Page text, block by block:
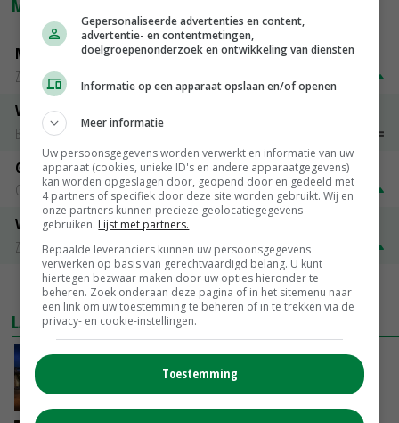
MARKTPRIJZEN
Magere melkpoeder
Zuivel NL
€ 269,00
Vleeskuikens 2001-2600 gr
Barneveld
Gerst
Groningen
€ 197,00 € 2,00
Volle melkpoeder
Zuivel NL
€ 345,00
MEER MARKTPRIJZEN
LAATSTE NIEUWS
Nettowinst Royal A-ware onder druk ondanks
hogere omzet
VANDAAG, 14:35
Gepersonaliseerde advertenties en content,
advertentie- en contentmetingen,
doelgroepenonderzoek en ontwikkeling van diensten
Informatie op een apparaat opslaan en/of openen
Meer informatie
Uw persoonsgegevens worden verwerkt en informatie van uw
apparaat (cookies, unieke ID's en andere apparaatgegevens)
kan worden opgeslagen door, geopend door en gedeeld met
4 partners of specifiek door deze site worden gebruikt. Wij en
onze partners kunnen precieze geolocatiegegevens
gebruiken. Lijst met partners.
Bepaalde leveranciers kunnen uw persoonsgegevens
verwerken op basis van gerechtvaardigd belang. U kunt
hiertegen bezwaar maken door uw opties hieronder te
beheren. Zoek onderaan deze pagina of in het sitemenu naar
een link om uw toestemming te beheren of in te trekken via de
privacy- en cookie-instellingen.
Toestemming